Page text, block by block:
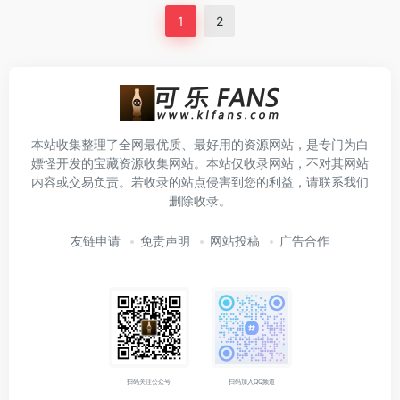
1 2
本站收集整理了全网最优质、最好用的资源网站，是专门为白
嫖怪开发的宝藏资源收集网站。本站仅收录网站，不对其网站
内容或交易负责。若收录的站点侵害到您的利益，请联系我们
删除收录。
友链申请 免责声明 网站投稿 广告合作
扫码关注公众号 扫码加入QQ频道